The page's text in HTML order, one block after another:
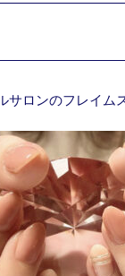
サロンのフレイム